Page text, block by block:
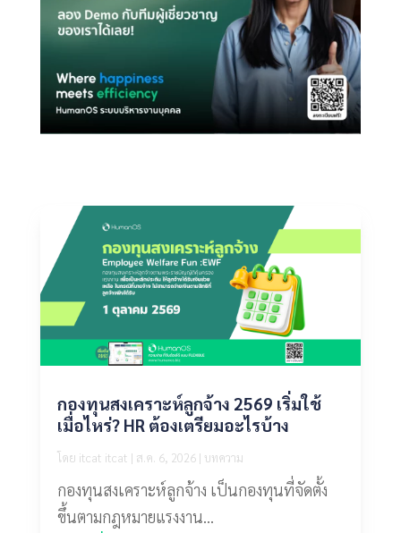
กองทุนสงเคราะห์ลูกจ้าง 2569 เริ่มใช้
เมื่อไหร่? HR ต้องเตรียมอะไรบ้าง
โดย itcat itcat | ส.ค. 6, 2026| บทความ
กองทุนสงเคราะห์ลูกจ้าง เป็นกองทุนที่จัดตั้ง
ขึ้นตามกฎหมายแรงงาน...